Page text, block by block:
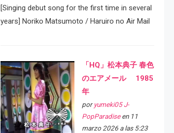
[Singing debut song for the first time in several
years] Noriko Matsumoto / Haruiro no Air Mail
「HQ」松本典子 春色
のエアメール 1985
年
por yumeki05 J-
PopParadiseen 11
marzo 2026 a las 5:23